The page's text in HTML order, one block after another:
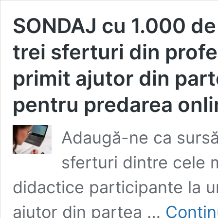
SONDAJ cu 1.000
trei sferturi din
primit ajutor din
pentru predarea
Adaugă-ne ca
sferturi dintre cele
didactice participante la
ajutor din partea …